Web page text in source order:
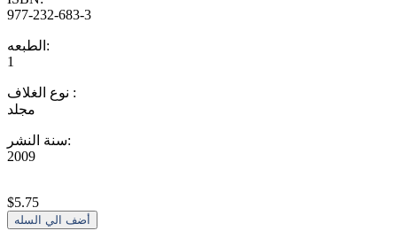
977-232-683-3
الطبعه:
1
نوع الغلاف :
مجلد
سنة النشر:
2009
$5.75